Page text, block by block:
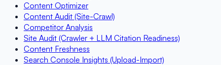
Content Optimizer
Content Audit (Site-Crawl)
Competitor Analysis
Site Audit (Crawler + LLM Citation Readiness)
Content Freshness
Search Console Insights (Upload-Import)